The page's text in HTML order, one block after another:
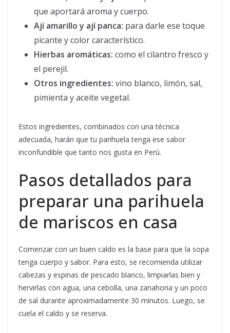
que aportará aroma y cuerpo.
Ají amarillo y ají panca: para darle ese toque
picante y color característico.
Hierbas aromáticas: como el cilantro fresco y
el perejil.
Otros ingredientes: vino blanco, limón, sal,
pimienta y aceite vegetal.
Estos ingredientes, combinados con una técnica
adecuada, harán que tu parihuela tenga ese sabor
inconfundible que tanto nos gusta en Perú.
Pasos detallados para
preparar una parihuela
de mariscos en casa
Comenzar con un buen caldo es la base para que la sopa
tenga cuerpo y sabor. Para esto, se recomienda utilizar
cabezas y espinas de pescado blanco, limpiarlas bien y
hervirlas con agua, una cebolla, una zanahoria y un poco
de sal durante aproximadamente 30 minutos. Luego, se
cuela el caldo y se reserva.